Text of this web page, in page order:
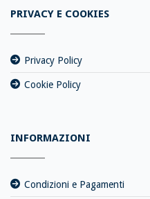
PRIVACY E COOKIES
Privacy Policy
Cookie Policy
INFORMAZIONI
Condizioni e Pagamenti